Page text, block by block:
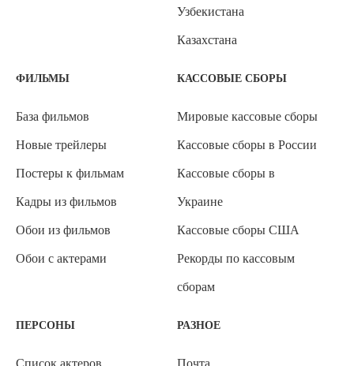
Узбекистана
Казахстана
ФИЛЬМЫ
База фильмов
Новые трейлеры
Постеры к фильмам
Кадры из фильмов
Обои из фильмов
Обои с актерами
КАССОВЫЕ СБОРЫ
Мировые кассовые сборы
Кассовые сборы в России
Кассовые сборы в
Украине
Кассовые сборы США
Рекорды по кассовым
сборам
ПЕРСОНЫ
Список актеров
РАЗНОЕ
Почта